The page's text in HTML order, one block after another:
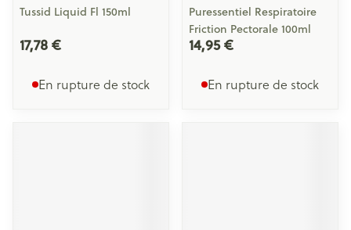
Tussid Liquid Fl 150ml
17,78 €
En rupture de stock
Puressentiel Respiratoire
Friction Pectorale 100ml
14,95 €
En rupture de stock